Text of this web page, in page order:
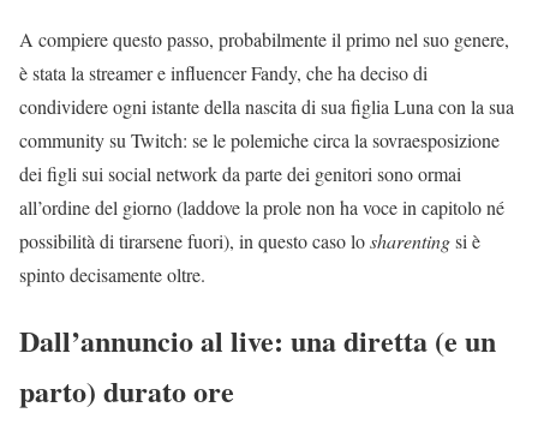
A compiere questo passo, probabilmente il primo nel suo genere,
è stata la streamer e influencer Fandy, che ha deciso di
condividere ogni istante della nascita di sua figlia Luna con la sua
community su Twitch: se le polemiche circa la sovraesposizione
dei figli sui social network da parte dei genitori sono ormai
all’ordine del giorno (laddove la prole non ha voce in capitolo né
possibilità di tirarsene fuori), in questo caso losharentingsi è
spinto decisamente oltre.
Dall’annuncio al live: una diretta (e un
parto) durato ore